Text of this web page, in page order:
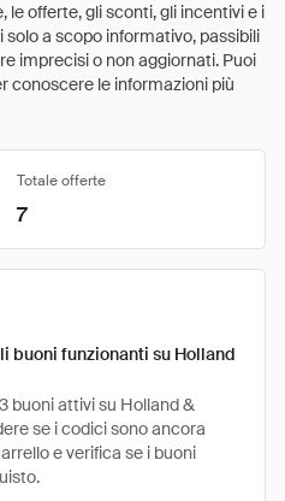
le offerte, gli sconti, gli incentivi e i
a scopo informativo, passibili
imprecisi o non aggiornati. Puoi
conoscere le informazioni più
Totale offerte
7
buoni funzionanti su Holland
buoni attivi su Holland &
se i codici sono ancora
e verifica se i buoni